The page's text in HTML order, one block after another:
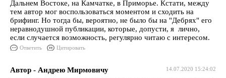
Дальнем Востоке, на Камчатке, в Приморье. Кстати, между
тем автор мог воспользоваться моментом и сходить на
брифинг. Но тогда бы, вероятно, не было бы на "Дебрях" его
неравнодушной публикации, которые, допусти, я лично,
если случается возможность, регулярно читаю с интересом.
Ответить Цитировать
14.07.2020 15:24:02
Автор - Андрею Мирмовичу